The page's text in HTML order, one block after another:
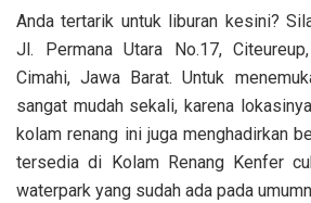
Anda tertarik untuk liburan kesini?
Jl. Permana Utara No.17,
Cimahi, Jawa Barat. Untuk
sangat mudah sekali, karena
kolam renang ini juga menghadirkan
tersedia di Kolam Renang Kenfer
waterpark yang sudah ada pada